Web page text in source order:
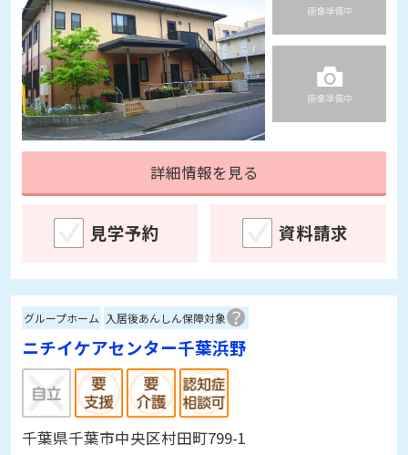
詳細情報を見る
見学予約 資料請求
グループホーム 入居後あんしん保障対象
ニチイケアセンター千葉浜野
千葉県千葉市中央区村田町799-1